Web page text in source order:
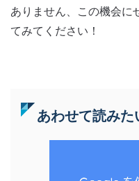
ありません、この機会に
てみてください！
あわせて読みた